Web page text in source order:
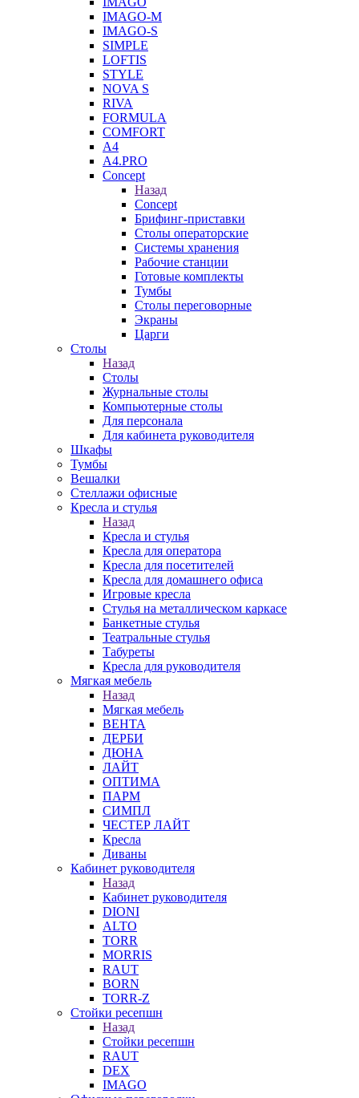
IMAGO-M
IMAGO-S
SIMPLE
LOFTIS
STYLE
NOVA S
RIVA
FORMULA
COMFORT
A4
A4.PRO
Concept
Назад
Concept
Брифинг-приставки
Столы операторские
Системы хранения
Рабочие станции
Готовые комплекты
Тумбы
Столы переговорные
Экраны
Царги
Столы
Назад
Столы
Журнальные столы
Компьютерные столы
Для персонала
Для кабинета руководителя
Шкафы
Тумбы
Вешалки
Стеллажи офисные
Кресла и стулья
Назад
Кресла и стулья
Кресла для оператора
Кресла для посетителей
Кресла для домашнего офиса
Игровые кресла
Стулья на металлическом каркасе
Банкетные стулья
Театральные стулья
Табуреты
Кресла для руководителя
Мягкая мебель
Назад
Мягкая мебель
ВЕНТА
ДЕРБИ
ДЮНА
ЛАЙТ
ОПТИМА
ПАРМ
СИМПЛ
ЧЕСТЕР ЛАЙТ
Кресла
Диваны
Кабинет руководителя
Назад
Кабинет руководителя
DIONI
ALTO
TORR
MORRIS
RAUT
BORN
TORR-Z
Стойки ресепшн
Назад
Стойки ресепшн
RAUT
DEX
IMAGO